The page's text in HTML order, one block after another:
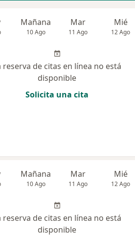
Mañana
10 Ago
Mar
11 Ago
Mié
12 Ago
reserva de citas en línea no está
disponible
Solicita una cita
Mañana
10 Ago
Mar
11 Ago
Mié
12 Ago
reserva de citas en línea no está
disponible